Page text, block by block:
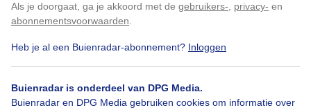
Als je doorgaat, ga je akkoord met de gebruikers- privacy- en
abonnementsvoorwaarden
Heb je al een Buienradar-abonnement? Inloggen
Buienradar is onderdeel van DPG Media.
Buienradar en DPG Media gebruiken cookies om informatie over
Door: Karin Klein Gemaakt: 15-06-2025, 65x bekeken
Klik hierom dit aan te passen